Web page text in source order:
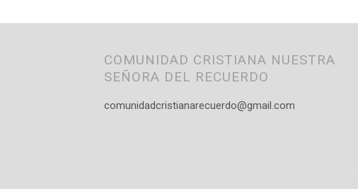
COMUNIDAD CRISTIANA NUESTRA
SEÑORA DEL RECUERDO
comunidadcristianarecuerdo@gmail.com